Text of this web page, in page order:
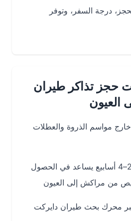
السفر، وتوفر
تذاكر طيران
مواسم الذروة والعطلات
المسبق بـ 2–4 أسابيع يساعد في الحصول
إلى العيون
بحث طيران دايركت